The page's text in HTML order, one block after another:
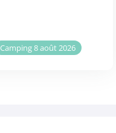
Camping 8 août 2026